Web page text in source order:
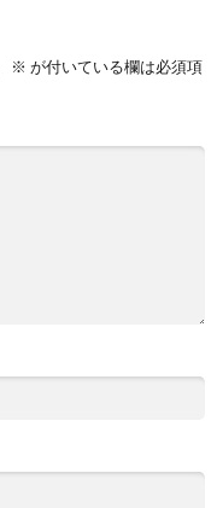
※ が付いている欄は必須項